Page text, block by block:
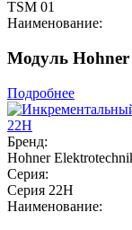
TSM 01
Наименование:
Модуль Hohner
Подробнее
Бренд:
Hohner
Серия:
Серия 22H
Наименование: